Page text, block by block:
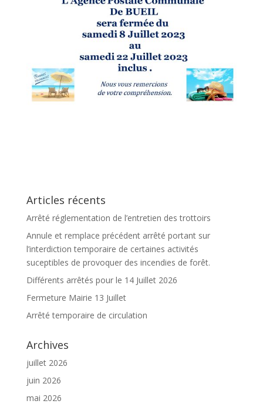
Articles récents
Arrêté réglementation de l’entretien des trottoirs
Annule et remplace précédent arrêté portant sur
l’interdiction temporaire de certaines activités
suceptibles de provoquer des incendies de forêt.
Différents arrêtés pour le 14 Juillet 2026
Fermeture Mairie 13 Juillet
Arrêté temporaire de circulation
Archives
juillet 2026
juin 2026
mai 2026